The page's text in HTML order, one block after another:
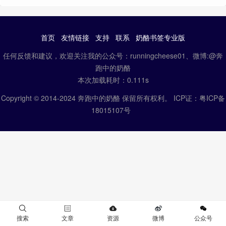
首页 友情链接 支持 联系 奶酪书签专业版
任何反馈和建议，欢迎关注我的公众号：runningcheese01、微博:@奔
跑中的奶酪
本次加载耗时：0.111s
Copyright © 2014-2024 奔跑中的奶酪 保留所有权利。 ICP证： 粤ICP备
18015107号
搜索 文章 资源 微博 公众号